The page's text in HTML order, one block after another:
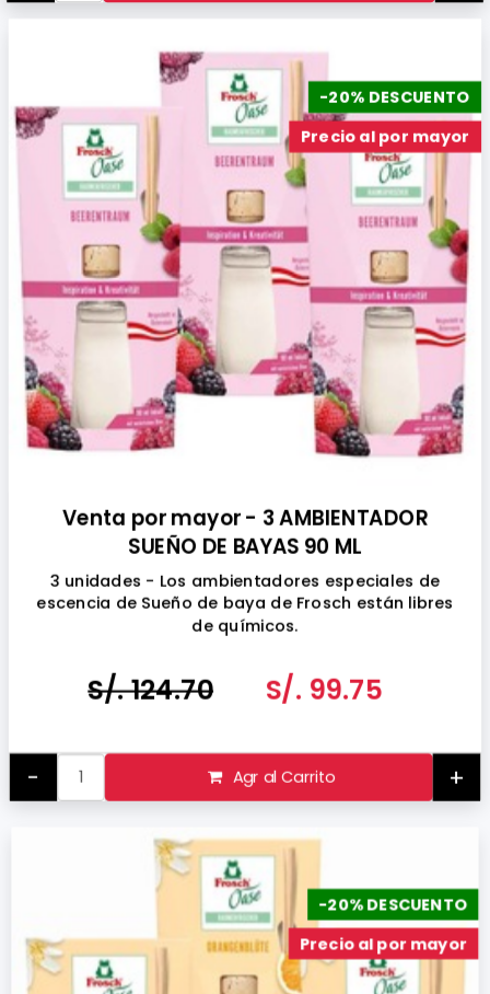
-20% DESCUENTO
Precio al por mayor
Venta por mayor - 3 AMBIENTADOR
SUEÑO DE BAYAS 90 ML
3 unidades - Los ambientadores especiales de
escencia de Sueño de baya de Frosch están libres
de químicos.
Fabricado en Alemania
S/. 124.70 S/. 99.75
- Agr al Carrito +
-20% DESCUENTO
Precio al por mayor